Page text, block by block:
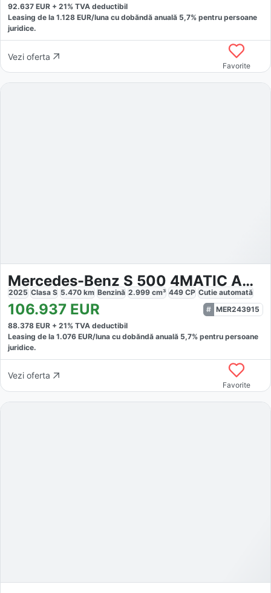
92.637 EUR + 21% TVA deductibil
Leasing de la 1.128 EUR/luna cu dobăndă anuală 5,7% pentru persoane
juridice.
Vezi oferta
Favorite
Mercedes-Benz S 500 4MATIC AMG-Sport
2025 Clasa S 5.470 km Benzină 2.999 cm³ 449 CP Cutie automată
106.937 EUR
MER243915
88.378 EUR + 21% TVA deductibil
Leasing de la 1.076 EUR/luna cu dobăndă anuală 5,7% pentru persoane
juridice.
Vezi oferta
Favorite